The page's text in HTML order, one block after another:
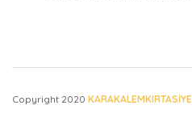
Copyright 2020 KARAKALEMKIRTASİYE